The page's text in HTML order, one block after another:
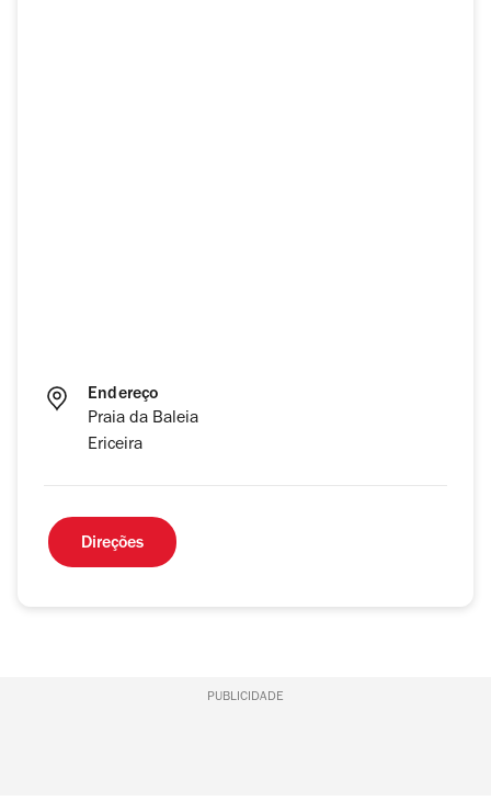
Endereço
Praia da Baleia
Ericeira
Direções
PUBLICIDADE